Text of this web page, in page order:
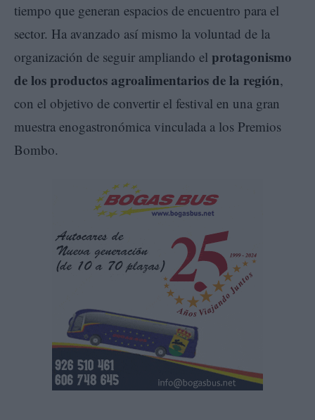
tiempo que generan espacios de encuentro para el
sector. Ha avanzado así mismo la voluntad de la
organización de seguir ampliando el protagonismo
de los productos agroalimentarios de la región,
con el objetivo de convertir el festival en una gran
muestra enogastronómica vinculada a los Premios
Bombo.